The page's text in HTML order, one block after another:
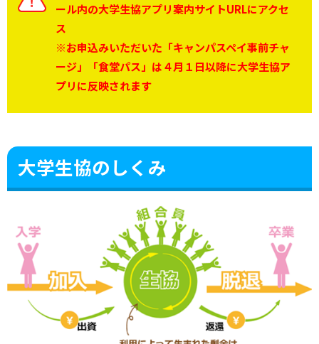
ール内の大学生協アプリ案内サイトURLにアクセ
ス
※お申込みいただいた「キャンパスペイ事前チャ
ージ」「食堂パス」は４月１日以降に大学生協ア
プリに反映されます
大学生協のしくみ